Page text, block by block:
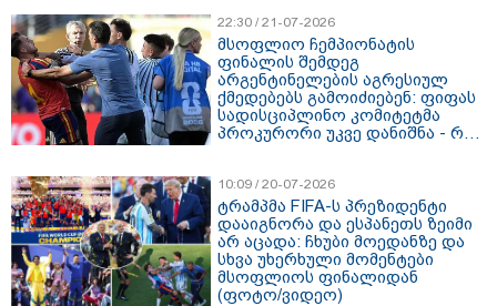
22:30 / 21-07-2026
მსოფლიო ჩემპიონატის
ფინალის შემდეგ
არგენტინელების აგრესიულ
ქმედებებს გამოიძიებენ: ფიფას
სადისციპლინო კომიტეტმა
პროკურორი უკვე დანიშნა - რა
10:09 / 20-07-2026
ტრამპმა FIFA-ს პრეზიდენტი
დააიგნორა და ესპანეთს ზეიმი
არ აცადა: ჩხუბი მოედანზე და
სხვა უხერხული მომენტები
მსოფლიოს ფინალიდან
(ფოტო/ვიდეო)